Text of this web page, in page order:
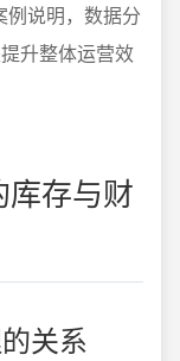
例说明，数据分
升整体运营效
存与财
关系